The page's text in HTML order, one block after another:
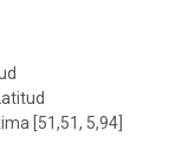
[51,51, 5,94]